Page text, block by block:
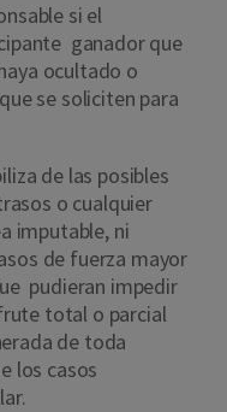
si el
ganador que
ocultado o
se soliciten para
de las posibles
o cualquier
imputable, ni
de fuerza mayor
pudieran impedir
total o parcial
de toda
los casos